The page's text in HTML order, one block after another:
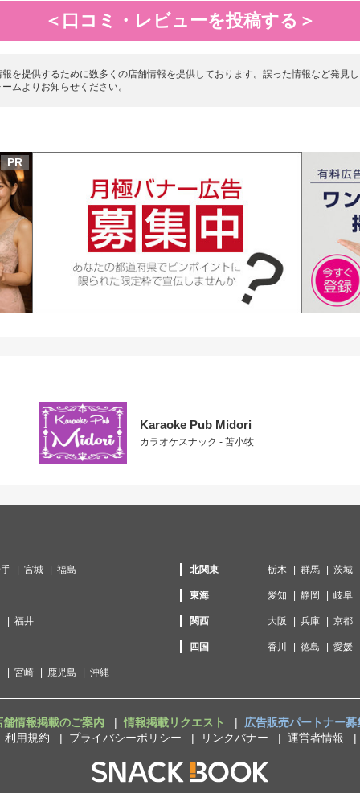
＜口コミ・レビューを投稿する＞
を提供するために数多くの店舗情報を提供しております。誤った情報など発見し
ムよりお知らせください。
PR
Karaoke Pub Midori
カラオケスナック - 苫小牧
宮城 福島 北関東 栃木 群馬 茨城
東海 愛知 静岡 岐阜
福井 関西 大阪 兵庫 京都
四国 香川 徳島 愛媛
宮崎 鹿児島 沖縄
舗情報掲載のご案内 情報掲載リクエスト
広告販売パートナー募
利用規約
プライバシーポリシー リンクバナー 運営者情報